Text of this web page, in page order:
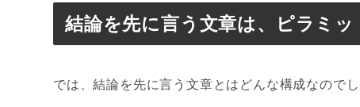
結論を先に言う文章は、ピラミ
では、結論を先に言う文章とはどんな構成なので